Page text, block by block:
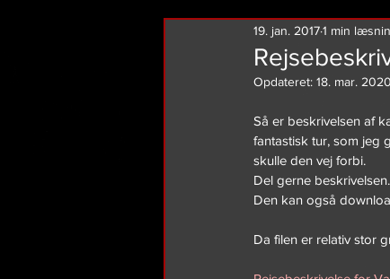
19. jan. 20171 min
Opdateret: 18. mar. 2020
Så er beskrivelsen af
fantastisk tur, som jeg
skulle den vej forbi.
Del gerne beskrivelsen.
Den kan også
Da filen er relativ stor